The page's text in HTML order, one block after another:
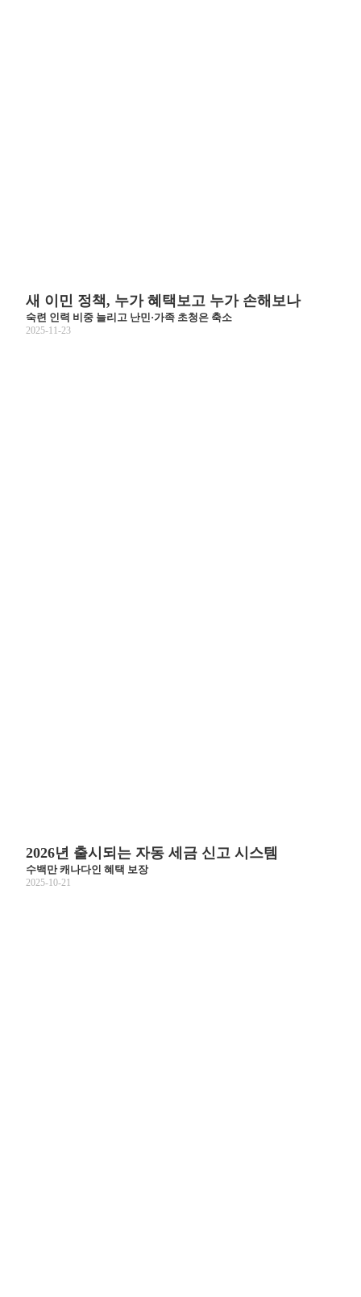
새 이민 정책, 누가 혜택보고 누가 손해보나
숙련 인력 비중 늘리고 난민·가족 초청은 축소
2025-11-23
2026년 출시되는 자동 세금 신고 시스템
수백만 캐나다인 혜택 보장
2025-10-21